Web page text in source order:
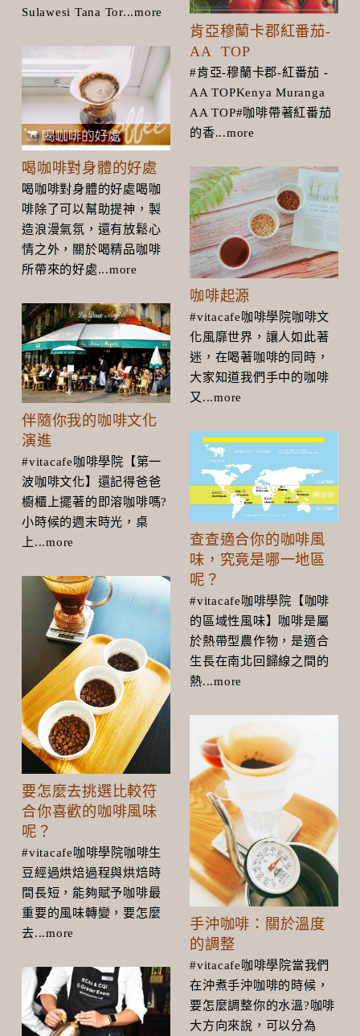
Sulawesi Tana Tor...more
喝咖啡對身體的好處
喝咖啡對身體的好處喝咖
啡除了可以幫助提神，製
造浪漫氣氛，還有放鬆心
情之外，關於喝精品咖啡
所帶來的好處...more
伴隨你我的咖啡文化
演進
#vitacafe咖啡學院【第一
波咖啡文化】還記得爸爸
櫥櫃上擺著的即溶咖啡嗎?
小時候的週末時光，桌
上...more
要怎麼去挑選比較符
合你喜歡的咖啡風味
呢？
#vitacafe咖啡學院咖啡生
豆經過烘焙過程與烘焙時
間長短，能夠賦予咖啡最
重要的風味轉變，要怎麼
去...more
肯亞穆蘭卡郡紅番茄-
AA TOP
#肯亞-穆蘭卡郡-紅番茄 -
AA TOPKenya Muranga
AA TOP#咖啡帶著紅番茄
的香...more
咖啡起源
#vitacafe咖啡學院咖啡文
化風靡世界，讓人如此著
迷，在喝著咖啡的同時，
大家知道我們手中的咖啡
又...more
查查適合你的咖啡風
味，究竟是哪一地區
呢？
#vitacafe咖啡學院【咖啡
的區域性風味】咖啡是屬
於熱帶型農作物，是適合
生長在南北回歸線之間的
熱...more
手沖咖啡：關於溫度
的調整
#vitacafe咖啡學院當我們
在沖煮手沖咖啡的時候，
要怎麼調整你的水溫?咖啡
大方向來說，可以分為